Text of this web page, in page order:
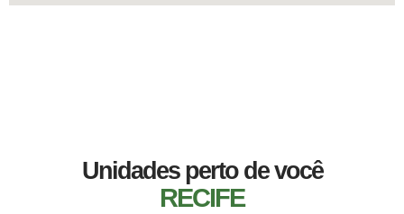
Unidades perto de você
RECIFE